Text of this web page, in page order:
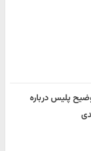
پلیس درباره